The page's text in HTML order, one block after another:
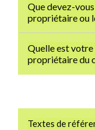
Que devez-
propriétaire ou
Quelle est
propriétaire du
Textes de